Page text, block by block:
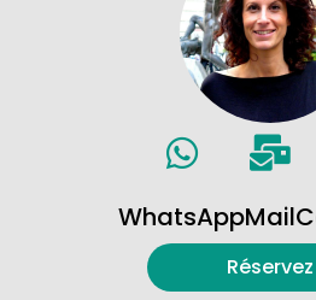
WhatsAppMail
Réservez